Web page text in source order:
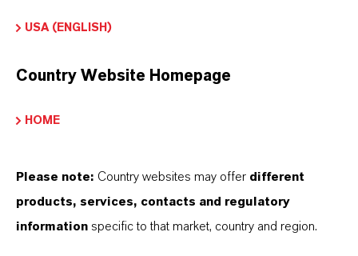
molar
de cores
USA (ENGLISH)
Country Website Homepage
HOME
Please note: Country websites may offer different
products, services, contacts and regulatory
information specific to that market, country and region.